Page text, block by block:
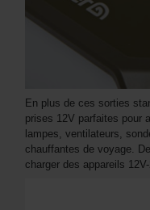
En plus de ces sorties
prises 12V parfaites pour
lampes, ventilateurs,
chauffantes de voyage.
charger des appareils